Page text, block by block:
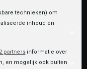
technieken) om
inhoud en
partners informatie over
en mogelijk ook buiten